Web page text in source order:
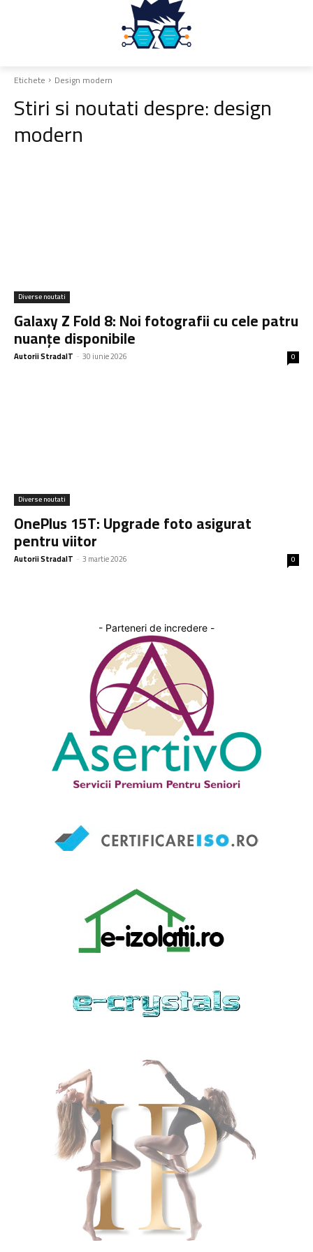
Etichete Design modern
Stiri si noutati despre:design
modern
Diverse noutati
Galaxy Z Fold 8: Noi fotografii cu cele patru
nuanțe disponibile
Autorii StradaIT - 30 iunie 2026 0
Diverse noutati
OnePlus 15T: Upgrade foto asigurat
pentru viitor
Autorii StradaIT - 3 martie 2026 0
- Parteneri de incredere -